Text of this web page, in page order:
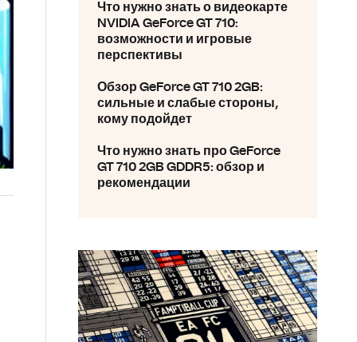
Что нужно знать о видеокарте
NVIDIA GeForce GT 710:
возможности и игровые
перспективы
Обзор GeForce GT 710 2GB:
сильные и слабые стороны,
кому подойдет
Что нужно знать про GeForce
GT 710 2GB GDDR5: обзор и
рекомендации